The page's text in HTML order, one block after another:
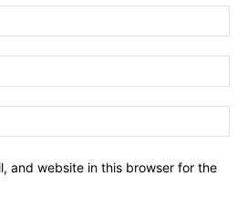
and website in this browser for the